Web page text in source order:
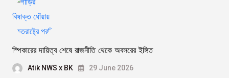
স্পিকারের দায়িত্ব শেষে রাজনীতি থেকে অবসরের ইঙ্গিত
Atik NWS x BK 29 June 2026